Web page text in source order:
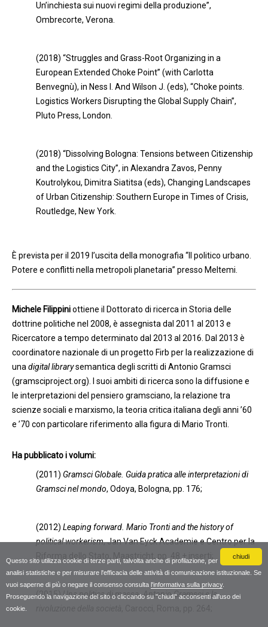
chiudi
Questo sito utilizza cookie di terze parti, talvolta anche di profilazione, per
analisi statistiche e per misurare l'efficacia delle attività di comunicazione istituzionale. Se
vuoi saperne di più o negare il consenso consulta l'informativa sulla privacy.
Proseguendo la navigazione del sito o cliccando su "chiudi" acconsenti all'uso dei
cookie.
Un’inchiesta sui nuovi regimi della produzione”,
Ombrecorte, Verona.
(2018) “Struggles and Grass-Root Organizing in a
European Extended Choke Point” (with Carlotta
Benvegnù), in Ness I. And Wilson J. (eds), “Choke points.
Logistics Workers Disrupting the Global Supply Chain”,
Pluto Press, London.
(2018) “Dissolving Bologna: Tensions between Citizenship
and the Logistics City”, in Alexandra Zavos, Penny
Koutrolykou, Dimitra Siatitsa (eds), Changing Landscapes
of Urban Citizenship: Southern Europe in Times of Crisis,
Routledge, New York.
È prevista per il 2019 l’uscita della monografia “Il politico urbano.
Potere e conflitti nella metropoli planetaria” presso Meltemi.
Michele Filippiniottiene il Dottorato di ricerca in Storia delle
dottrine politiche nel 2008, è assegnista dal 2011 al 2013 e
Ricercatore a tempo determinato dal 2013 al 2016. Dal 2013 è
coordinatore nazionale di un progetto Firb per la realizzazione di
una digital librarysemantica degli scritti di Antonio Gramsci
(gramsciproject.org). I suoi ambiti di ricerca sono la diffusione e
le interpretazioni del pensiero gramsciano, la relazione tra
scienze sociali e marxismo, la teoria critica italiana degli anni ’60
e ’70 con particolare riferimento alla figura di Mario Tronti.
Ha pubblicato i volumi:
(2011) Gramsci Globale. Guida pratica alle interpretazioni di
Gramsci nel mondo, Odoya, Bologna, pp. 176;
(2012) Leaping forward. Mario Tronti and the history of
political workerism, Jan Van Eyck Academie e Centro per la
(2015)Una politica di massa. Antonio Gramsci e la